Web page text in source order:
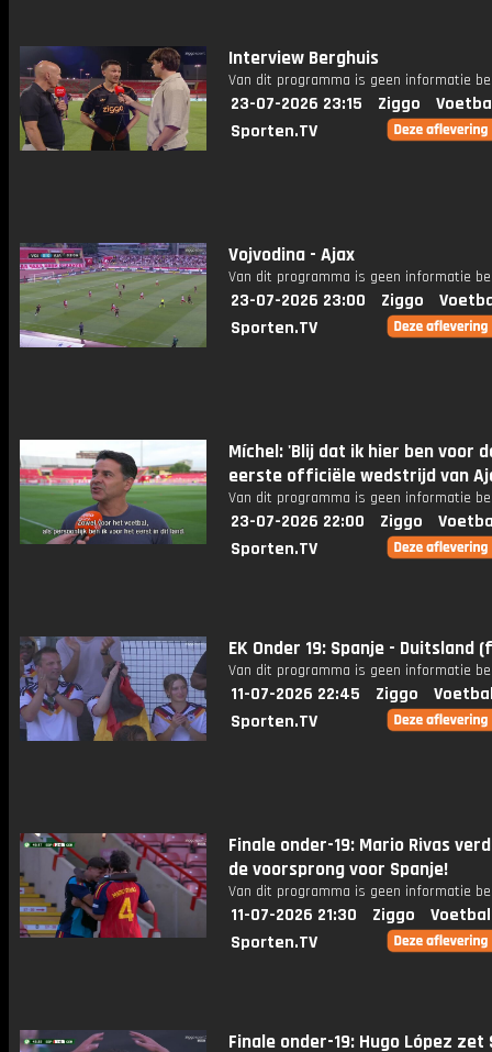
Interview Berghuis
Van dit programma is geen informatie
23-07-2026 23:15 Ziggo
Sporten.TV
Vojvodina - Ajax
Van dit programma is geen informatie
23-07-2026 23:00 Ziggo
Sporten.TV
Míchel: 'Blij dat ik hier ben voor
eerste officiële wedstrijd van
Van dit programma is geen informatie
23-07-2026 22:00 Ziggo
Sporten.TV
EK Onder 19: Spanje - Duitsland
Van dit programma is geen informatie
11-07-2026 22:45 Ziggo
Sporten.TV
Finale onder-19: Mario Rivas
de voorsprong voor Spanje!
Van dit programma is geen informatie
11-07-2026 21:30 Ziggo
Sporten.TV
Finale onder-19: Hugo López zet